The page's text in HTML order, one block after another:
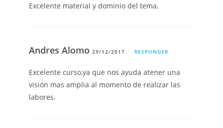
Excelente material y dominio del tema.
Andres Alomo29/12/2017 RESPONDER
Excelente curso,ya que nos ayuda atener una
visión mas amplia al momento de realizar las
labores.